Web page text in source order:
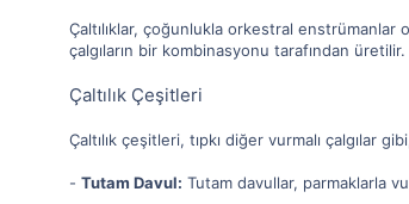
Çaltılıklar, çoğunlukla orkestral enstrümanlar
çalgıların bir kombinasyonu tarafından
Çaltılık Çeşitleri
Çaltılık çeşitleri, tıpkı diğer vurmalı çalgılar
- Tutam Davul: Tutam davullar, parmaklarla